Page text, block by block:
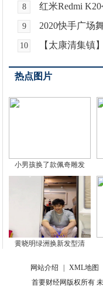
8 红米Redmi K20
9 2020快手广场
10 【太康清集镇
热点图片
小男孩换了款佩奇雕发
黄晓明绿洲换新发型清
网站介绍 XML地图
首要财经网版权所有